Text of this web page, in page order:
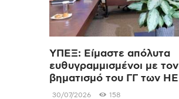
ΥΠΕΞ: Είμαστε απόλυτα
ευθυγραμμισμένοι με τον
βηματισμό του ΓΓ των ΗΕ
30/07/2026 158